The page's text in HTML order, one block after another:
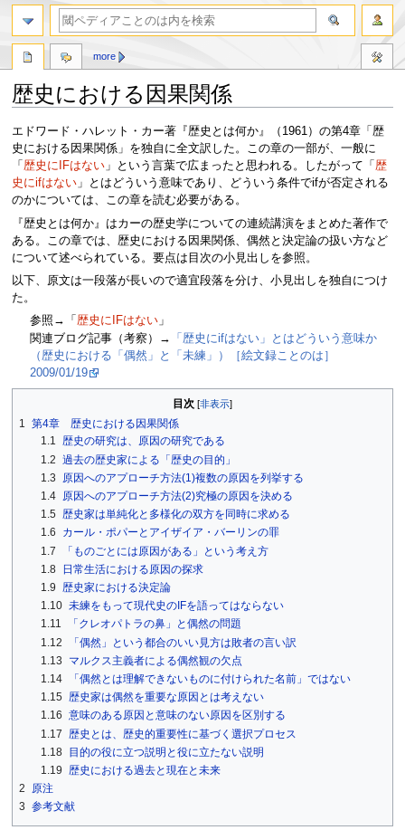
歴史における因果関係
ナ
ビ
ゲ
ー
シ
ョ
ン
に
動
検
索
に
移
動
エドワード・ハレット・カー著『歴史とは何か』（1961）の第4章「歴
史における因果関係」を独自に全文訳した。この章の一部が、一般に
「 歴史にIFはない」という言葉で広まったと思われる。したがって「 歴
史にifはない」とはどういう意味であり、どういう条件でifが否定される
のかについては、この章を読む必要がある。
『歴史とは何か』はカーの歴史学についての連続講演をまとめた著作で
ある。この章では、歴史における因果関係、偶然と決定論の扱い方など
について述べられている。要点は目次の小見出しを参照。
以下、原文は一段落が長いので適宜段落を分け、小見出しを独自につけ
た。
参照→「 歴史にIFはない 」
関連ブログ記事（考察）→
「歴史にifはない」とはどういう意味か
（歴史における「偶然」と「未練」）［絵文録ことのは］
2009/01/19
目次
1 第4章 歴史における因果関係
1.1 歴史の研究は、原因の研究である
1.2 過去の歴史家による「歴史の目的」
1.3
原因へのアプローチ方法(1)複数の原因を列挙する
1.4 原因へのアプローチ方法(2)究極の原因を決める
1.5 歴史家は単純化と多様化の双方を同時に求める
1.6
カール・ポパーとアイザイア・バーリンの罪
1.7
「ものごとには原因がある」という考え方
1.8
日常生活における原因の探求
1.9 歴史家における決定論
1.10 未練をもって現代史のIFを語ってはならない
1.11
「クレオパトラの鼻」と偶然の問題
1.12
「偶然」という都合のいい見方は敗者の言い訳
1.13
マルクス主義者による偶然観の欠点
1.14
「偶然とは理解できないものに付けられた名前」ではない
1.15 歴史家は偶然を重要な原因とは考えない
1.16 意味のある原因と意味のない原因を区別する
1.17
歴史とは、歴史的重要性に基づく選択プロセス
1.18 目的の役に立つ説明と役に立たない説明
1.19 歴史における過去と現在と未来
2
原注
3 参考文献
more